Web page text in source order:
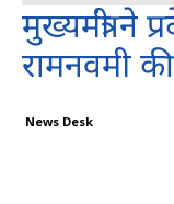
मुख्यमंत्री ने
रामनवमी
News Desk